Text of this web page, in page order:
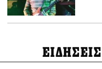
ΕΙΔΗΣΕΙΣ